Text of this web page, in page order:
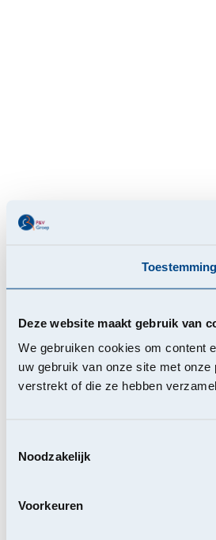
Toestemming
Deze website maakt gebruik van
We gebruiken cookies om content
uw gebruik van onze site met
verstrekt of die ze hebben
Noodzakelijk
Voorkeuren